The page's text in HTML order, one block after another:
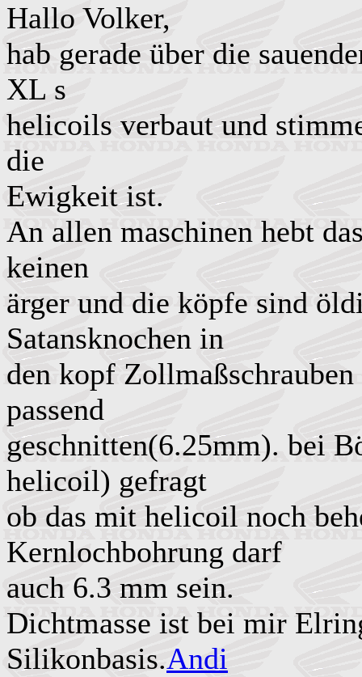
Hallo Volker,
hab gerade über die
XL s
helicoils verbaut und
die
Ewigkeit ist.
An allen maschinen hebt
keinen
ärger und die köpfe sind
Satansknochen in
den kopf
passend
geschnitten(6.25mm). bei
helicoil) gefragt
ob das mit helicoil noch
Kernlochbohrung darf
auch 6.3 mm sein.
Dichtmasse ist bei mir
Silikonbasis.Andi